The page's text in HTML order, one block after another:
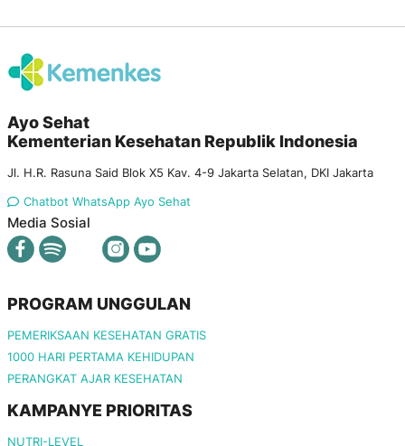
Ayo Sehat
Kementerian Kesehatan Republik Indonesia
Jl. H.R. Rasuna Said Blok X5 Kav. 4-9 Jakarta Selatan, DKI Jakarta
Chatbot WhatsApp Ayo Sehat
Media Sosial
PROGRAM UNGGULAN
PEMERIKSAAN KESEHATAN GRATIS
1000 HARI PERTAMA KEHIDUPAN
PERANGKAT AJAR KESEHATAN
KAMPANYE PRIORITAS
NUTRI-LEVEL